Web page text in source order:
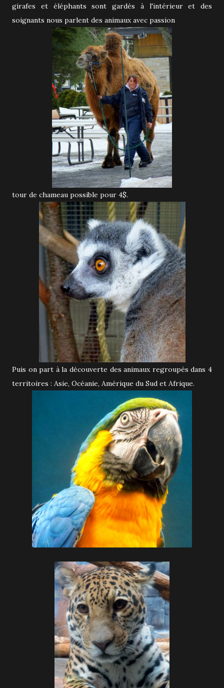
girafes et éléphants sont gardés à l'intérieur et des
soignants nous parlent des animaux avec passion
tour de chameau possible pour 4$.
Puis on part à la découverte des animaux regroupés dans 4
territoires : Asie, Océanie, Amérique du Sud et Afrique.